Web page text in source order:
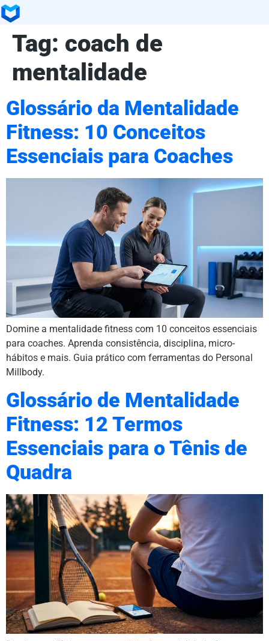
Tag: coach de
mentalidade
Glossário da Mentalidade
Fitness: 10 Conceitos
Essenciais para Coaches
Domine a mentalidade fitness com 10 conceitos essenciais
para coaches. Aprenda consistência, disciplina, micro-
hábitos e mais. Guia prático com ferramentas do Personal
Millbody.
Glossário de Mentalidade
Fitness: 12 Termos
Essenciais para o Tênis de
Quadra